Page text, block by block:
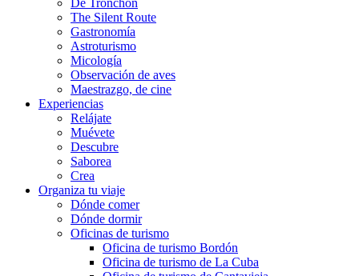
De Tronchón
The Silent Route
Gastronomía
Astroturismo
Micología
Observación de aves
Maestrazgo, de cine
Experiencias
Relájate
Muévete
Descubre
Saborea
Crea
Organiza tu viaje
Dónde comer
Dónde dormir
Oficinas de turismo
Oficina de turismo Bordón
Oficina de turismo de La Cuba